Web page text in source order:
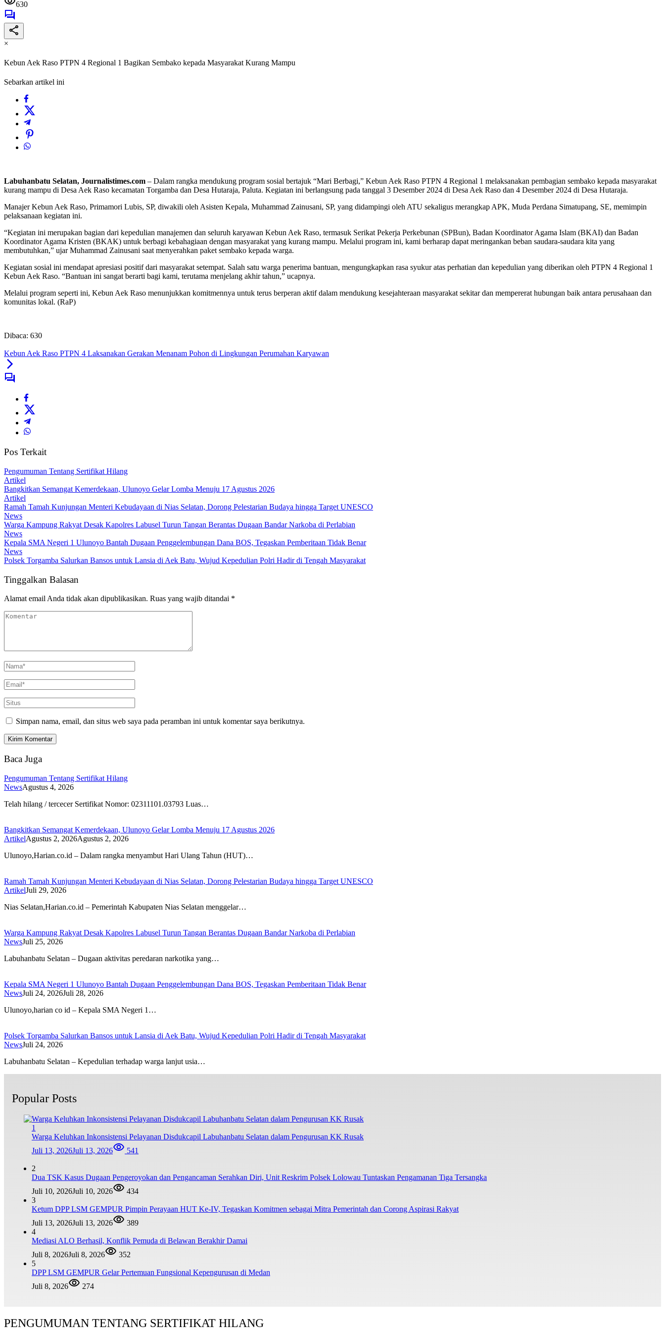
630
×
Kebun Aek Raso PTPN 4 Regional 1 Bagikan Sembako kepada Masyarakat Kurang Mampu
Sebarkan artikel ini
Labuhanbatu Selatan, Journalistimes.com – Dalam rangka mendukung program sosial bertajuk “Mari Berbagi,” Kebun Aek Raso PTPN 4 Regional 1 melaksanakan pembagian sembako kepada masyarakat
kurang mampu di Desa Aek Raso kecamatan Torgamba dan Desa Hutaraja, Paluta. Kegiatan ini berlangsung pada tanggal 3 Desember 2024 di Desa Aek Raso dan 4 Desember 2024 di Desa Hutaraja.
Manajer Kebun Aek Raso, Primamori Lubis, SP, diwakili oleh Asisten Kepala, Muhammad Zainusani, SP, yang didampingi oleh ATU sekaligus merangkap APK, Muda Perdana Simatupang, SE, memimpin
pelaksanaan kegiatan ini.
“Kegiatan ini merupakan bagian dari kepedulian manajemen dan seluruh karyawan Kebun Aek Raso, termasuk Serikat Pekerja Perkebunan (SPBun), Badan Koordinator Agama Islam (BKAI) dan Badan
Koordinator Agama Kristen (BKAK) untuk berbagi kebahagiaan dengan masyarakat yang kurang mampu. Melalui program ini, kami berharap dapat meringankan beban saudara-saudara kita yang
membutuhkan,” ujar Muhammad Zainusani saat menyerahkan paket sembako kepada warga.
Kegiatan sosial ini mendapat apresiasi positif dari masyarakat setempat. Salah satu warga penerima bantuan, mengungkapkan rasa syukur atas perhatian dan kepedulian yang diberikan oleh PTPN 4 Regional 1
Kebun Aek Raso. “Bantuan ini sangat berarti bagi kami, terutama menjelang akhir tahun,” ucapnya.
Melalui program seperti ini, Kebun Aek Raso menunjukkan komitmennya untuk terus berperan aktif dalam mendukung kesejahteraan masyarakat sekitar dan mempererat hubungan baik antara perusahaan dan
komunitas lokal. (RaP)
Dibaca: 630
Kebun Aek Raso PTPN 4 Laksanakan Gerakan Menanam Pohon di Lingkungan Perumahan Karyawan
Pos Terkait
Pengumuman Tentang Sertifikat Hilang
Artikel
Bangkitkan Semangat Kemerdekaan, Ulunoyo Gelar Lomba Menuju 17 Agustus 2026
Artikel
Ramah Tamah Kunjungan Menteri Kebudayaan di Nias Selatan, Dorong Pelestarian Budaya hingga Target UNESCO
News
Warga Kampung Rakyat Desak Kapolres Labusel Turun Tangan Berantas Dugaan Bandar Narkoba di Perlabian
News
Kepala SMA Negeri 1 Ulunoyo Bantah Dugaan Penggelembungan Dana BOS, Tegaskan Pemberitaan Tidak Benar
News
Polsek Torgamba Salurkan Bansos untuk Lansia di Aek Batu, Wujud Kepedulian Polri Hadir di Tengah Masyarakat
Tinggalkan Balasan
Alamat email Anda tidak akan dipublikasikan. Ruas yang wajib ditandai *
Simpan nama, email, dan situs web saya pada peramban ini untuk komentar saya berikutnya.
Baca Juga
Pengumuman Tentang Sertifikat Hilang
NewsAgustus 4, 2026
Telah hilang / tercecer Sertifikat Nomor: 02311101.03793 Luas…
Bangkitkan Semangat Kemerdekaan, Ulunoyo Gelar Lomba Menuju 17 Agustus 2026
ArtikelAgustus 2, 2026Agustus 2, 2026
Ulunoyo,Harian.co.id – Dalam rangka menyambut Hari Ulang Tahun (HUT)…
Ramah Tamah Kunjungan Menteri Kebudayaan di Nias Selatan, Dorong Pelestarian Budaya hingga Target UNESCO
ArtikelJuli 29, 2026
Nias Selatan,Harian.co.id – Pemerintah Kabupaten Nias Selatan menggelar…
Warga Kampung Rakyat Desak Kapolres Labusel Turun Tangan Berantas Dugaan Bandar Narkoba di Perlabian
NewsJuli 25, 2026
Labuhanbatu Selatan – Dugaan aktivitas peredaran narkotika yang…
Kepala SMA Negeri 1 Ulunoyo Bantah Dugaan Penggelembungan Dana BOS, Tegaskan Pemberitaan Tidak Benar
NewsJuli 24, 2026Juli 28, 2026
Ulunoyo,harian co id – Kepala SMA Negeri 1…
Polsek Torgamba Salurkan Bansos untuk Lansia di Aek Batu, Wujud Kepedulian Polri Hadir di Tengah Masyarakat
NewsJuli 24, 2026
Labuhanbatu Selatan – Kepedulian terhadap warga lanjut usia…
Popular Posts
1
Warga Keluhkan Inkonsistensi Pelayanan Disdukcapil Labuhanbatu Selatan dalam Pengurusan KK Rusak
Juli 13, 2026Juli 13, 2026 541
2
Dua TSK Kasus Dugaan Pengeroyokan dan Pengancaman Serahkan Diri, Unit Reskrim Polsek Lolowau Tuntaskan Pengamanan Tiga Tersangka
Juli 10, 2026Juli 10, 2026
434
3
Ketum DPP LSM GEMPUR Pimpin Perayaan HUT Ke-IV, Tegaskan Komitmen sebagai Mitra Pemerintah dan Corong Aspirasi Rakyat
Juli 13, 2026Juli 13, 2026
389
4
Mediasi ALO Berhasil, Konflik Pemuda di Belawan Berakhir Damai
Juli 8, 2026Juli 8, 2026
352
5
DPP LSM GEMPUR Gelar Pertemuan Fungsional Kepengurusan di Medan
Juli 8, 2026
274
PENGUMUMAN TENTANG SERTIFIKAT HILANG